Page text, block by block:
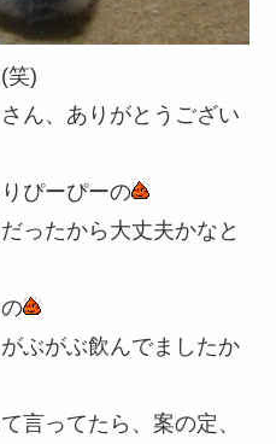
笑)
ん、ありがとうござい
ぴーぴーの
ったから大丈夫かなと
ぶがぶ飲んでましたか
言ってたら、案の定、